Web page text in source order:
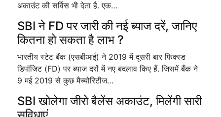
अकाउंट की सर्विस भी देता है. एक…
SBI ने FD पर जारी की नई ब्याज दरें, जानिए
कितना हो सकता है लाभ ?
भारतीय स्टेट बैंक (एसबीआई) ने 2019 में दूसरी बार फिक्स्ड
डिपॉजिट (FD) पर ब्याज दरों में नए बदलाव किए हैं. जिसमें बैंक ने
9 मई 2019 से कुछ मैच्योरिटीज…
SBI खोलेगा जीरो बैलेंस अकाउंट, मिलेंगी सारी